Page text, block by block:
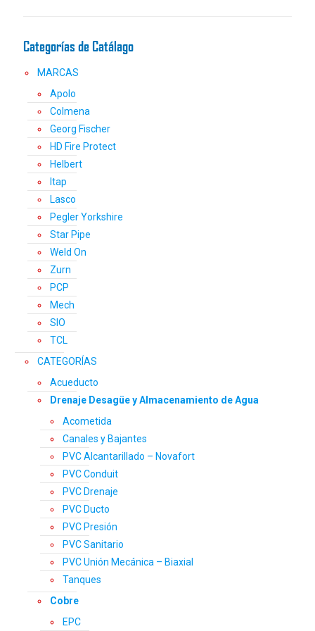
página
producto
Categorías de Catálago
MARCAS
Apolo
Colmena
Georg Fischer
HD Fire Protect
Helbert
Itap
Lasco
Pegler Yorkshire
Star Pipe
Weld On
Zurn
PCP
Mech
SIO
TCL
CATEGORÍAS
Acueducto
Drenaje Desagüe y Almacenamiento de Agua
Acometida
Canales y Bajantes
PVC Alcantarillado – Novafort
PVC Conduit
PVC Drenaje
PVC Ducto
PVC Presión
PVC Sanitario
PVC Unión Mecánica – Biaxial
Tanques
Cobre
EPC